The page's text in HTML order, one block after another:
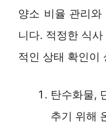
양소 비율 관리
니다. 적정한 식
적인 상태 확인이
탄수화물,
추기 위해